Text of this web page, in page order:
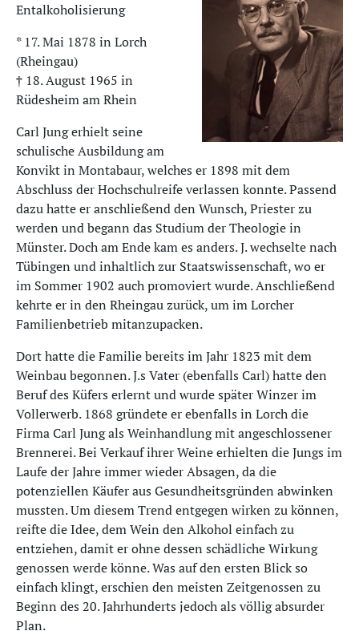
Entalkoholisierung
* 17. Mai 1878 in Lorch
(Rheingau)
† 18. August 1965 in
Rüdesheim am Rhein
Carl Jung erhielt seine
schulische Ausbildung am
Konvikt in Montabaur, welches er 1898 mit dem
Abschluss der Hochschulreife verlassen konnte. Passend
dazu hatte er anschließend den Wunsch, Priester zu
werden und begann das Studium der Theologie in
Münster. Doch am Ende kam es anders. J. wechselte nach
Tübingen und inhaltlich zur Staatswissenschaft, wo er
im Sommer 1902 auch promoviert wurde. Anschließend
kehrte er in den Rheingau zurück, um im Lorcher
Familienbetrieb mitanzupacken.
Dort hatte die Familie bereits im Jahr 1823 mit dem
Weinbau begonnen. J.s Vater (ebenfalls Carl) hatte den
Beruf des Küfers erlernt und wurde später Winzer im
Vollerwerb. 1868 gründete er ebenfalls in Lorch die
Firma Carl Jung als Weinhandlung mit angeschlossener
Brennerei. Bei Verkauf ihrer Weine erhielten die Jungs im
Laufe der Jahre immer wieder Absagen, da die
potenziellen Käufer aus Gesundheitsgründen abwinken
mussten. Um diesem Trend entgegen wirken zu können,
reifte die Idee, dem Wein den Alkohol einfach zu
entziehen, damit er ohne dessen schädliche Wirkung
genossen werde könne. Was auf den ersten Blick so
einfach klingt, erschien den meisten Zeitgenossen zu
Beginn des 20. Jahrhunderts jedoch als völlig absurder
Plan.